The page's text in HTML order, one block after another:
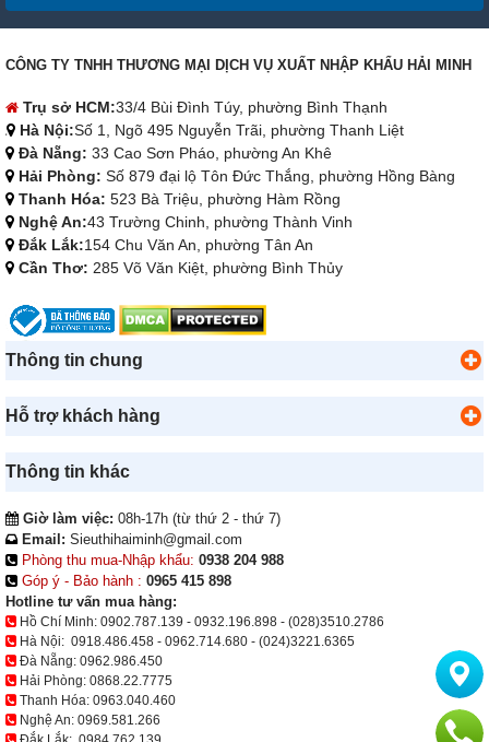
CÔNG TY TNHH THƯƠNG MẠI DỊCH VỤ XUẤT NHẬP KHẨU HẢI MINH
Trụ sở HCM:33/4 Bùi Đình Túy, phường Bình Thạnh
Hà Nội:Số 1, Ngõ 495 Nguyễn Trãi, phường Thanh Liệt
Đà Nẵng: 33 Cao Sơn Pháo, phường An Khê
Hải Phòng: Số 879 đại lộ Tôn Đức Thắng, phường Hồng Bàng
Thanh Hóa: 523 Bà Triệu, phường Hàm Rồng
Nghệ An:43 Trường Chinh, phường Thành Vinh
Đắk Lắk:154 Chu Văn An, phường Tân An
Cần Thơ: 285 Võ Văn Kiệt, phường Bình Thủy
Thông tin chung
Hỗ trợ khách hàng
Thông tin khác
Giờ làm việc: 08h-17h (từ thứ 2 - thứ 7)
Email: Sieuthihaiminh@gmail.com
Phòng thu mua-Nhập khẩu: 0938 204 988
Góp ý - Bảo hành : 0965 415 898
Hotline tư vấn mua hàng:
Hồ Chí Minh: 0902.787.139 - 0932.196.898 - (028)3510.2786
Hà Nội: 0918.486.458 - 0962.714.680 - (024)3221.6365
Đà Nẵng: 0962.986.450
Hải Phòng: 0868.22.7775
Thanh Hóa: 0963.040.460
Nghệ An: 0969.581.266